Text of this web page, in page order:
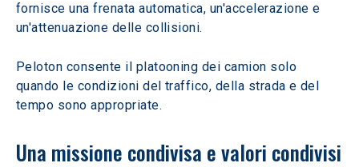
fornisce una frenata automatica, un'accelerazione e
un'attenuazione delle collisioni.
Peloton consente il platooning dei camion solo
quando le condizioni del traffico, della strada e del
tempo sono appropriate.
Una missione condivisa e valori condivisi